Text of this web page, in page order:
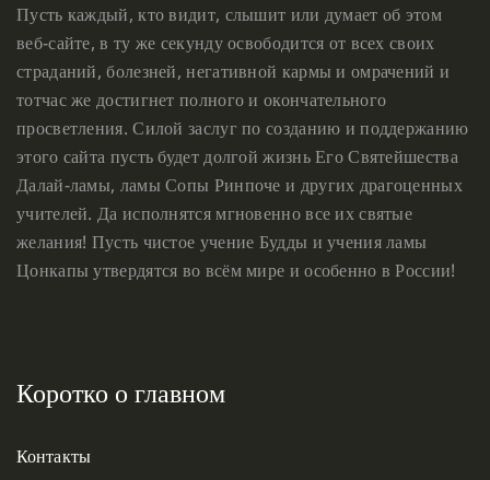
Пусть каждый, кто видит, слышит или думает об этом
веб-сайте, в ту же секунду освободится от всех своих
страданий, болезней, негативной кармы и омрачений и
тотчас же достигнет полного и окончательного
просветления. Силой заслуг по созданию и поддержанию
этого сайта пусть будет долгой жизнь Его Святейшества
Далай-ламы, ламы Сопы Ринпоче и других драгоценных
учителей. Да исполнятся мгновенно все их святые
желания! Пусть чистое учение Будды и учения ламы
Цонкапы утвердятся во всём мире и особенно в России!
Коротко о главном
Контакты